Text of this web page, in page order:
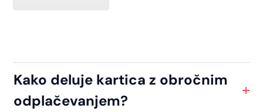
Kako deluje kartica z obročnim
odplačevanjem?